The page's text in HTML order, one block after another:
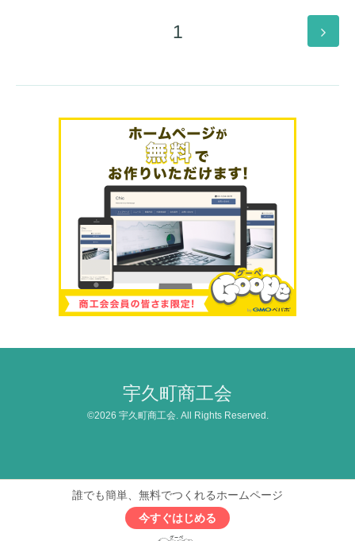
1
宇久町商工会
©2026 宇久町商工会. All Rights Reserved.
誰でも簡単、無料でつくれるホームページ
今すぐはじめる